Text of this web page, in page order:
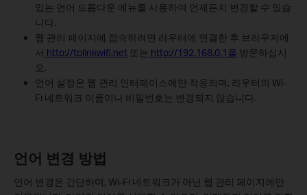
있는 언어 드롭다운 메뉴를 사용하여 언제든지 변경할 수 있습
니다.
웹 관리 페이지에 접속하려면 라우터에 연결한 후 브라우저에
서 http://tplinkwifi.net또는 http://192.168.0.1을 방문하십시
오.
언어 설정은 웹 관리 인터페이스에만 적용되며, 라우터의 Wi-
Fi 네트워크 이름이나 비밀번호는 변경되지 않습니다.
언어 변경 방법
언어 변경은 간단하며, Wi-Fi 네트워크가 아닌 웹 관리 페이지에만